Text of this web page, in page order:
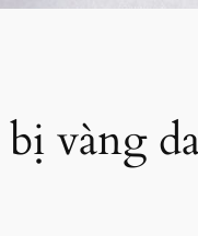
vàng